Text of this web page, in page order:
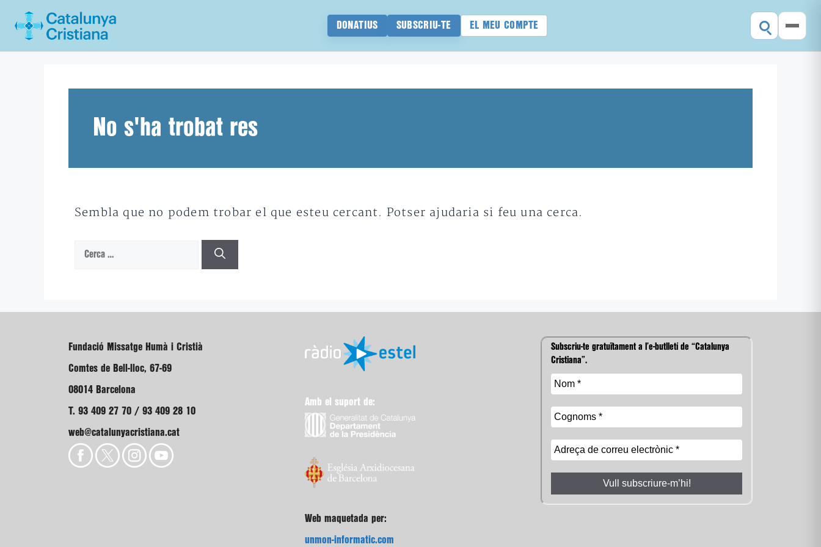
DONATIUS SUBSCRIU-TE EL MEU COMPTE
No s'ha trobat res
Sembla que no podem trobar el que esteu cercant. Potser ajudaria si feu una cerca.
Cerca:
Fundació Missatge Humà i Cristià
Comtes de Bell-lloc, 67-69
08014 Barcelona
T. 93 409 27 70 / 93 409 28 10
web@catalunyacristiana.cat
Amb el suport de:
Web maquetada per:
unmon-informatic.com
Subscriu-te gratuïtament a l’e-butlletí de “Catalunya
Cristiana”.